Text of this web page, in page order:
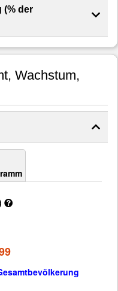
(% der
Wachstum,